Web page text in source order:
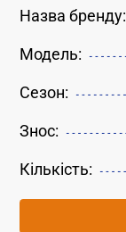
Назва бренду:
Модель:
Сезон:
Знос:
Кількість: